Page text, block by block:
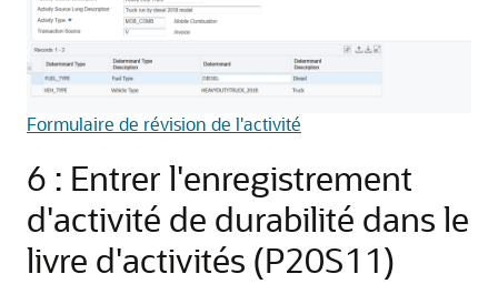
Formulaire de révision de l'activité
6 : Entrer l'enregistrement
d'activité de durabilité dans le
livre d'activités (P20S11)